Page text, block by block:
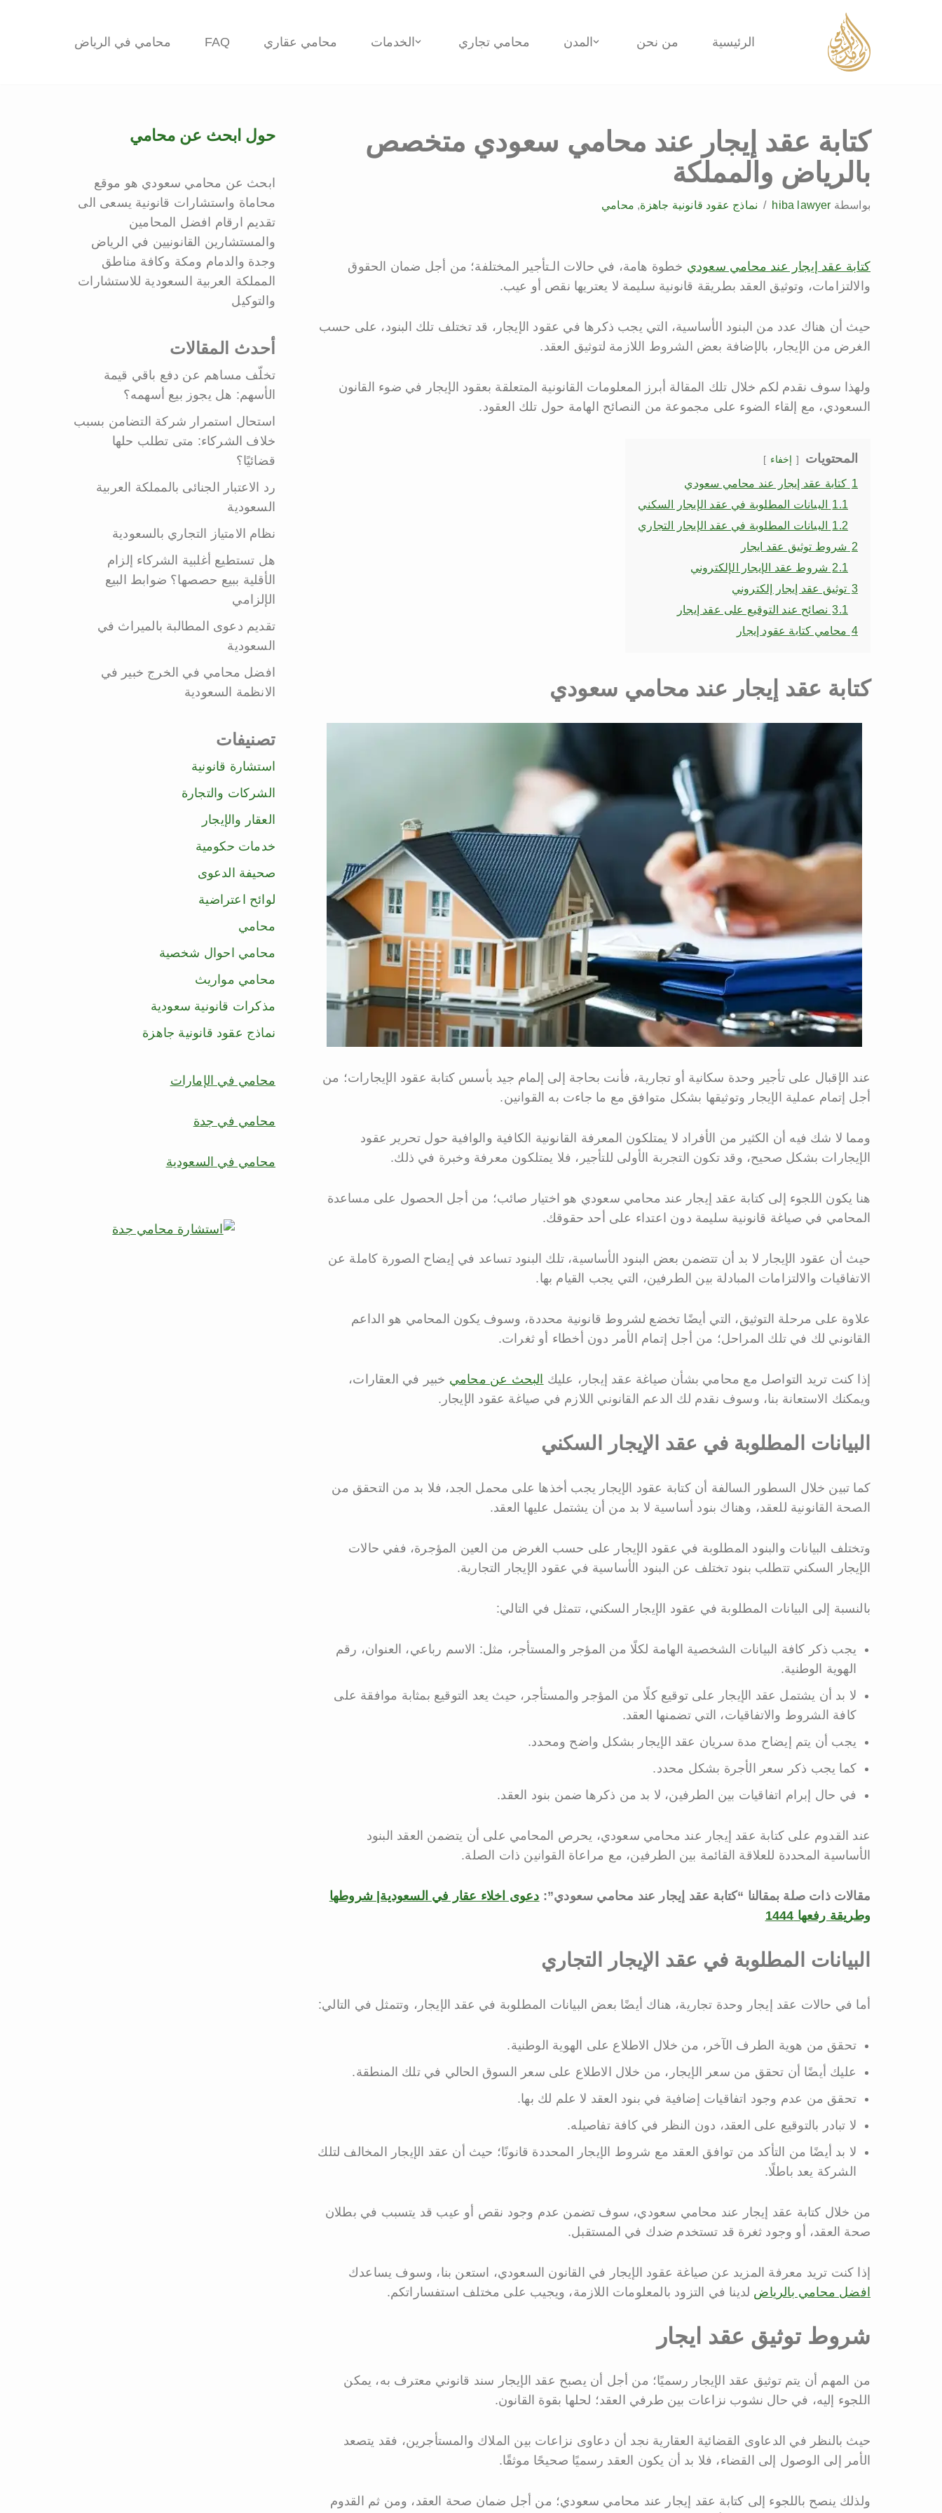
الرئيسية من نحن المدن محامي تجاري الخدمات محامي عقاري FAQ محامي في الرياض
كتابة عقد إيجار عند محامي سعودي متخصص
بالرياض والمملكة
بواسطة hiba lawyer نماذج عقود قانونية جاهزة محامي
كتابة عقد إيجار عند محامي سعودي خطوة هامة، في حالات الـتأجير المختلفة؛ من أجل ضمان الحقوق
والالتزامات، وتوثيق العقد بطريقة قانونية سليمة لا يعتريها نقص أو عيب.
حيث أن هناك عدد من البنود الأساسية، التي يجب ذكرها في عقود الإيجار، قد تختلف تلك البنود، على حسب
الغرض من الإيجار، بالإضافة بعض الشروط اللازمة لتوثيق العقد.
ولهذا سوف نقدم لكم خلال تلك المقالة أبرز المعلومات القانونية المتعلقة بعقود الإيجار في ضوء القانون
السعودي، مع إلقاء الضوء على مجموعة من النصائح الهامة حول تلك العقود.
المحتويات إخفاء
1 كتابة عقد إيجار عند محامي سعودي
1.1 البيانات المطلوبة في عقد الإيجار السكني
1.2 البيانات المطلوبة في عقد الإيجار التجاري
2 شروط توثيق عقد ايجار
2.1 شروط عقد الإيجار الإلكتروني
3 توثيق عقد إيجار إلكتروني
3.1 نصائح عند التوقيع على عقد إيجار
4 محامي كتابة عقود إيجار
كتابة عقد إيجار عند محامي سعودي
عند الإقبال على تأجير وحدة سكانية أو تجارية، فأنت بحاجة إلى إلمام جيد بأسس كتابة عقود الإيجارات؛ من
أجل إتمام عملية الإيجار وتوثيقها بشكل متوافق مع ما جاءت به القوانين.
ومما لا شك فيه أن الكثير من الأفراد لا يمتلكون المعرفة القانونية الكافية والوافية حول تحرير عقود
الإيجارات بشكل صحيح، وقد تكون التجربة الأولى للتأجير، فلا يمتلكون معرفة وخبرة في ذلك.
هنا يكون اللجوء إلى كتابة عقد إيجار عند محامي سعودي هو اختيار صائب؛ من أجل الحصول على مساعدة
المحامي في صياغة قانونية سليمة دون اعتداء على أحد حقوقك.
حيث أن عقود الإيجار لا بد أن تتضمن بعض البنود الأساسية، تلك البنود تساعد في إيضاح الصورة كاملة عن
الاتفاقيات والالتزامات المبادلة بين الطرفين، التي يجب القيام بها.
علاوة على مرحلة التوثيق، التي أيضًا تخضع لشروط قانونية محددة، وسوف يكون المحامي هو الداعم
القانوني لك في تلك المراحل؛ من أجل إتمام الأمر دون أخطاء أو ثغرات.
إذا كنت تريد التواصل مع محامي بشأن صياغة عقد إيجار، عليك البحث عن محامي خبير في العقارات،
ويمكنك الاستعانة بنا، وسوف نقدم لك الدعم القانوني اللازم في صياغة عقود الإيجار.
البيانات المطلوبة في عقد الإيجار السكني
كما تبين خلال السطور السالفة أن كتابة عقود الإيجار يجب أخذها على محمل الجد، فلا بد من التحقق من
الصحة القانونية للعقد، وهناك بنود أساسية لا بد من أن يشتمل عليها العقد.
وتختلف البيانات والبنود المطلوبة في عقود الإيجار على حسب الغرض من العين المؤجرة، ففي حالات
الإيجار السكني تتطلب بنود تختلف عن البنود الأساسية في عقود الإيجار التجارية.
بالنسبة إلى البيانات المطلوبة في عقود الإيجار السكني، تتمثل في التالي:
يجب ذكر كافة البيانات الشخصية الهامة لكلًا من المؤجر والمستأجر، مثل: الاسم رباعي، العنوان، رقم
الهوية الوطنية.
لا بد أن يشتمل عقد الإيجار على توقيع كلًا من المؤجر والمستأجر، حيث يعد التوقيع بمثابة موافقة على
كافة الشروط والاتفاقيات، التي تضمنها العقد.
يجب أن يتم إيضاح مدة سريان عقد الإيجار بشكل واضح ومحدد.
كما يجب ذكر سعر الأجرة بشكل محدد.
في حال إبرام اتفاقيات بين الطرفين، لا بد من ذكرها ضمن بنود العقد.
عند القدوم على كتابة عقد إيجار عند محامي سعودي، يحرص المحامي على أن يتضمن العقد البنود
الأساسية المحددة للعلاقة القائمة بين الطرفين، مع مراعاة القوانين ذات الصلة.
مقالات ذات صلة بمقالنا “كتابة عقد إيجار عند محامي سعودي”: دعوى اخلاء عقار في السعودية| شروطها
وطريقة رفعها 1444
البيانات المطلوبة في عقد الإيجار التجاري
أما في حالات عقد إيجار وحدة تجارية، هناك أيضًا بعض البيانات المطلوبة في عقد الإيجار، وتتمثل في التالي:
تحقق من هوية الطرف الآخر، من خلال الاطلاع على الهوية الوطنية.
عليك أيضًا أن تحقق من سعر الإيجار، من خلال الاطلاع على سعر السوق الحالي في تلك المنطقة.
تحقق من عدم وجود اتفاقيات إضافية في بنود العقد لا علم لك بها.
لا تبادر بالتوقيع على العقد، دون النظر في كافة تفاصيله.
لا بد أيضًا من التأكد من توافق العقد مع شروط الإيجار المحددة قانونًا؛ حيث أن عقد الإيجار المخالف لتلك
الشركة يعد باطلًا.
من خلال كتابة عقد إيجار عند محامي سعودي، سوف تضمن عدم وجود نقص أو عيب قد يتسبب في بطلان
صحة العقد، أو وجود ثغرة قد تستخدم ضدك في المستقبل.
إذا كنت تريد معرفة المزيد عن صياغة عقود الإيجار في القانون السعودي، استعن بنا، وسوف يساعدك
افضل محامي بالرياض لدينا في التزود بالمعلومات اللازمة، ويجيب على مختلف استفساراتكم.
شروط توثيق عقد ايجار
من المهم أن يتم توثيق عقد الإيجار رسميًا؛ من أجل أن يصبح عقد الإيجار سند قانوني معترف به، يمكن
اللجوء إليه، في حال نشوب نزاعات بين طرفي العقد؛ لحلها بقوة القانون.
حيث بالنظر في الدعاوى القضائية العقارية نجد أن دعاوى نزاعات بين الملاك والمستأجرين، فقد يتصعد
الأمر إلى الوصول إلى القضاء، فلا بد أن يكون العقد رسميًا صحيحًا موثقًا.
ولذلك ينصح باللجوء إلى كتابة عقد إيجار عند محامي سعودي؛ من أجل ضمان صحة العقد، ومن ثم القدوم
حول ابحث عن محامي
ابحث عن محامي سعودي هو موقع
محاماة واستشارات قانونية يسعى الى
تقديم ارقام افضل المحامين
والمستشارين القانونيين في الرياض
وجدة والدمام ومكة وكافة مناطق
المملكة العربية السعودية للاستشارات
والتوكيل
أحدث المقالات
تخلّف مساهم عن دفع باقي قيمة
الأسهم: هل يجوز بيع أسهمه؟
استحال استمرار شركة التضامن بسبب
خلاف الشركاء: متى تطلب حلها
قضائيًا؟
رد الاعتبار الجنائى بالمملكة العربية
السعودية
نظام الامتياز التجاري بالسعودية
هل تستطيع أغلبية الشركاء إلزام
الأقلية ببيع حصصها؟ ضوابط البيع
الإلزامي
تقديم دعوى المطالبة بالميراث في
السعودية
افضل محامي في الخرج خبير في
الانظمة السعودية
تصنيفات
استشارة قانونية
الشركات والتجارة
العقار والإيجار
خدمات حكومية
صحيفة الدعوى
لوائح اعتراضية
محامي
محامي احوال شخصية
محامي مواريث
مذكرات قانونية سعودية
نماذج عقود قانونية جاهزة
محامي في الإمارات
محامي في جدة
محامي في السعودية